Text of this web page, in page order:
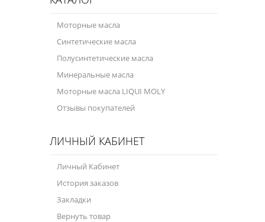
Моторные масла
Синтетические масла
Полусинтетические масла
Минеральные масла
Моторные масла LIQUI MOLY
Отзывы покупателей
ЛИЧНЫЙ КАБИНЕТ
Личный Кабинет
История заказов
Закладки
Вернуть товар